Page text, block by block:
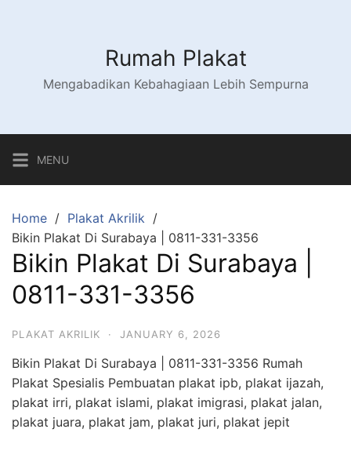
Rumah Plakat
Mengabadikan Kebahagiaan Lebih Sempurna
MENU
Home
Plakat Akrilik
Bikin Plakat Di Surabaya | 0811-331-3356
Bikin Plakat Di Surabaya |
0811-331-3356
PLAKAT AKRILIK · JANUARY 6, 2026
Bikin Plakat Di Surabaya | 0811-331-3356 Rumah
Plakat Spesialis Pembuatan plakat ipb, plakat ijazah,
plakat irri, plakat islami, plakat imigrasi, plakat jalan,
plakat juara, plakat jam, plakat juri, plakat jepit